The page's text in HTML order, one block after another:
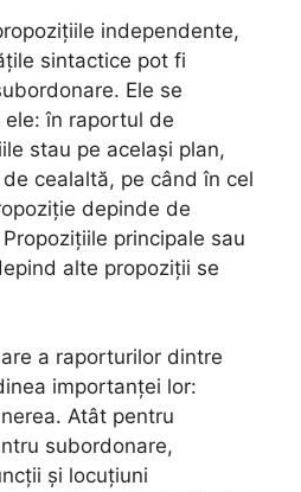
independente,
sintactice pot fi
Ele se
în raportul de
stau pe același plan,
cealaltă, pe când în cel
depinde de
principale sau
alte propoziții se
a raporturilor dintre
importanței lor:
Atât pentru
subordonare,
și locuțiuni